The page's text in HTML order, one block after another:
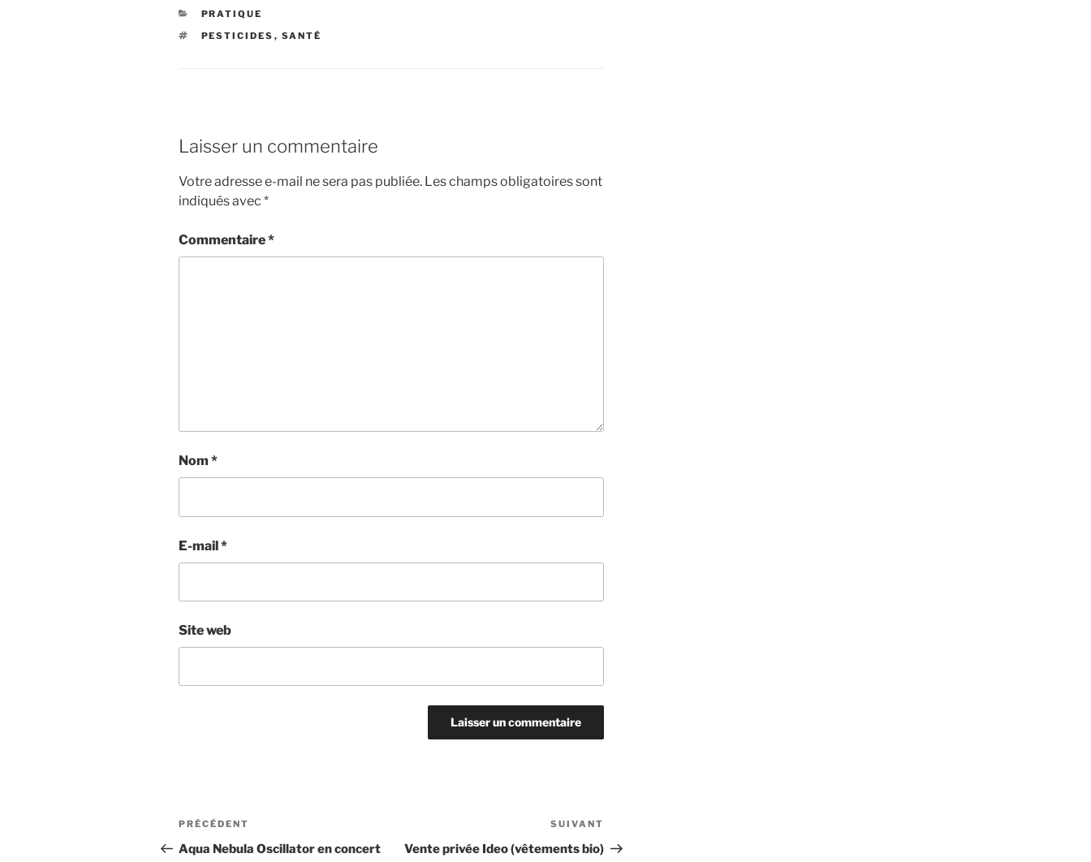
CATÉGORIES
PRATIQUE
ÉTIQUETTES
PESTICIDES , SANTÉ
Laisser un commentaire
Votre adresse e-mail ne sera pas publiée. Les champs obligatoires sont
indiqués avec *
Commentaire*
Nom *
E-mail*
Site web
Navigation
de
Article
précédent
PRÉCÉDENT
Aqua Nebula Oscillator en concert
suivant
SUIVANT
Vente​ privé​e Ideo (vêtements bio)